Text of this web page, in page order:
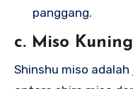
panggang.
c. Miso
Shinshu miso